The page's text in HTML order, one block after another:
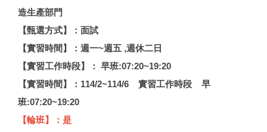
造生產部門
【甄選方式】：面試
【實習時間】：週一~週五 ,週休二日
【實習工作時段】： 早班:07:20~19:20
【實習時間】：114/2~114/6 實習工作時段 早
班:07:20~19:20
【輪班】：是